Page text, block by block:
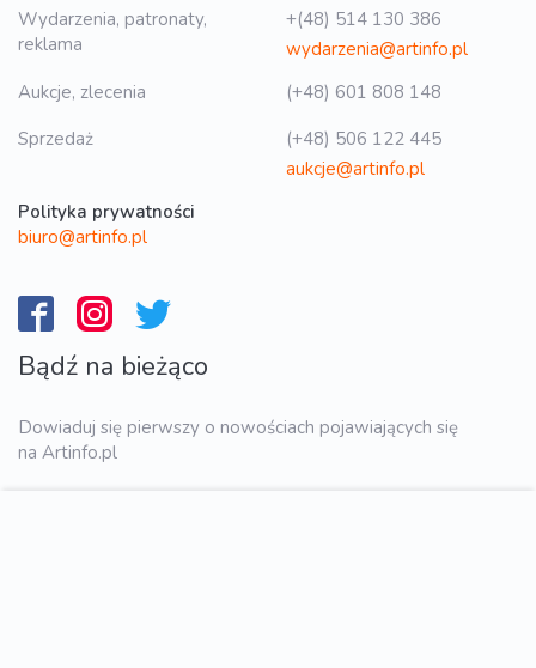
Wydarzenia, patronaty,
reklama
+(48) 514 130 386
wydarzenia@artinfo.pl
Aukcje, zlecenia
(+48) 601 808 148
Sprzedaż
(+48) 506 122 445
aukcje@artinfo.pl
Polityka prywatności
biuro@artinfo.pl
Bądź na bieżąco
Dowiaduj się pierwszy o nowościach pojawiających się
na Artinfo.pl